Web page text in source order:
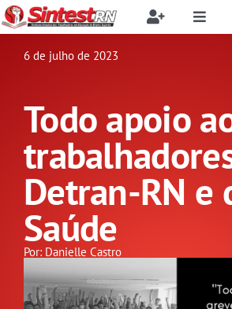
Ir
para
Toggle
Buscar
resultados
Filie-se
Benefícios
Setor jurídico
Toggle
SOBRE
NOTÍCIAS
PUBLICAÇÕES
CONGRESSOS
6 de julho de 2023
Todo apoio
Detran-RN e
Saúde
Por: Danielle Castro